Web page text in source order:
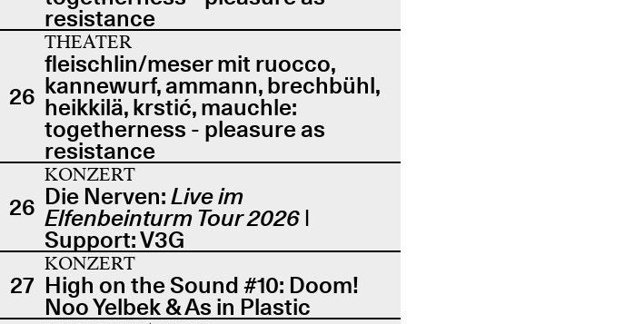
resistance
26
THEATER
fleischlin/meser mit ruocco,
kannewurf, ammann, brechbühl,
heikkilä, krstić, mauchle:
togetherness - pleasure as
resistance
26
KONZERT
Die Nerven:Live im
Elfenbeinturm Tour 2026 |
Support: V3G
27
KONZERT
High on the Sound #10: Doom!
Noo Yelbek & As in Plastic